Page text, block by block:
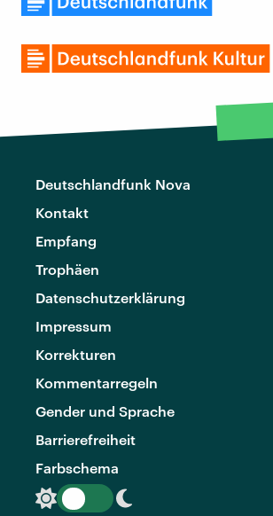
Deutschlandfunk Nova
Kontakt
Empfang
Trophäen
Datenschutzerklärung
Impressum
Korrekturen
Kommentarregeln
Gender und Sprache
Barrierefreiheit
Farbschema